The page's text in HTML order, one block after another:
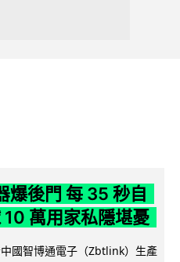
爆後門 每 35 秒自
萬用家私隱堪憂
國智博通電子（Zbtlink）生產